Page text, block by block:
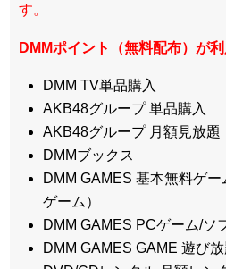
す。
DMMポイント（無料配布）が
DMM TV単品購入
AKB48グループ 単品購入
AKB48グループ 月額見放題
DMMブックス
DMM GAMES 基本無料ゲ
ゲーム）
DMM GAMES PCゲーム/ソ
DMM GAMES GAME 遊び放